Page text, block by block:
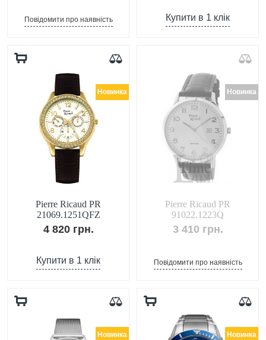
Повідомити про наявність Купити в 1 клік
Новинка
Pierre Ricaud PR
21069.1251QFZ
4 820 грн.
Купити в 1 клік
Новинка
Pierre Ricaud PR
91022.1223Q
3 410 грн.
Повідомити про наявність
Новинка Новинка